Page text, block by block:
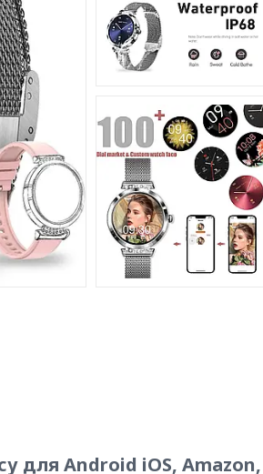
для Android iOS, Amazon,